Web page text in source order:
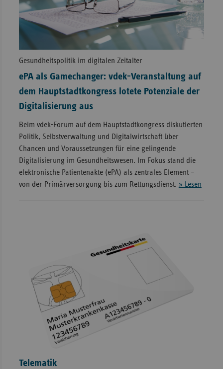
Gesundheitspolitik im digitalen Zeitalter
ePA als Gamechanger: vdek-Veranstaltung auf
dem Hauptstadtkongress lotete Potenziale der
Digitalisierung aus
Beim vdek-Forum auf dem Hauptstadtkongress diskutierten
Politik, Selbstverwaltung und Digitalwirtschaft über
Chancen und Voraussetzungen für eine gelingende
Digitalisierung im Gesundheitswesen. Im Fokus stand die
elektronische Patientenakte (ePA) als zentrales Element –
von der Primärversorgung bis zum Rettungsdienst. » Lesen
Telematik